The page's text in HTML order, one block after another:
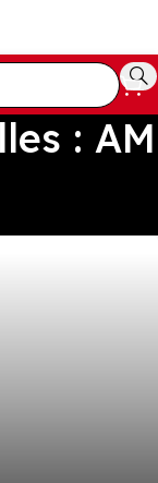
: AM